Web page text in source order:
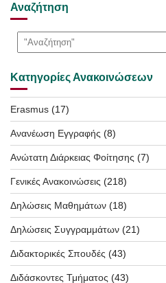
Αναζήτηση
Κατηγορίες Ανακοινώσεων
Erasmus (17)
Ανανέωση Εγγραφής (8)
Ανώτατη Διάρκειας Φοίτησης (7)
Γενικές Ανακοινώσεις (218)
Δηλώσεις Μαθημάτων (18)
Δηλώσεις Συγγραμμάτων (21)
Διδακτορικές Σπουδές (43)
Διδάσκοντες Τμήματος (43)